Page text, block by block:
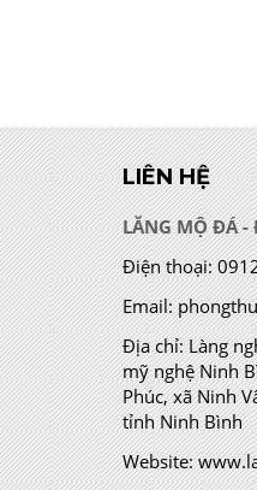
LIÊN HỆ
LĂNG MỘ ĐÁ -
Điện thoại:
Email:
Địa chỉ:Làng
mỹ nghệ Ninh
Phúc, xã Ninh
tỉnh Ninh Bình
Website: